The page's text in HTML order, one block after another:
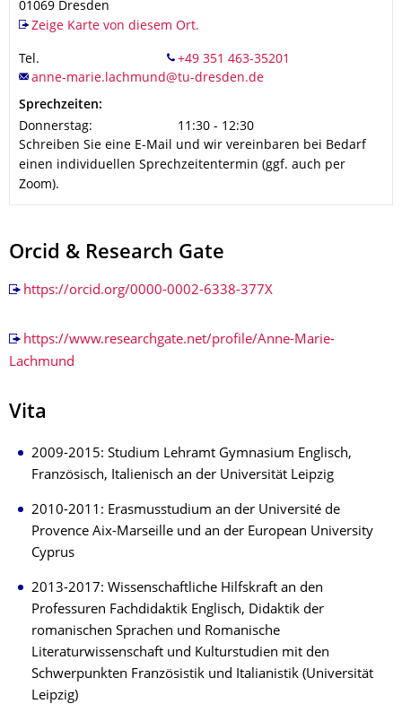
01069 Dresden
Zeige Karte von diesem Ort.
Tel.
Sprechzeiten:
Donnerstag:
11:30 - 12:30
Schreiben Sie eine E-Mail und wir vereinbaren bei Bedarf
einen individuellen Sprechzeitentermin (ggf. auch per
Zoom).
Orcid & Research Gate
https://orcid.org/0000-0002-6338-377X
https://www.researchgate.net/profile/Anne-Marie-
Lachmund
Vita
2009-2015: Studium Lehramt Gymnasium Englisch,
Französisch, Italienisch an der Universität Leipzig
2010-2011: Erasmusstudium an der Université de
Provence Aix-Marseille und an der European University
Cyprus
2013-2017: Wissenschaftliche Hilfskraft an den
Professuren Fachdidaktik Englisch, Didaktik der
romanischen Sprachen und Romanische
Literaturwissenschaft und Kulturstudien mit den
Schwerpunkten Französistik und Italianistik (Universität
Leipzig)